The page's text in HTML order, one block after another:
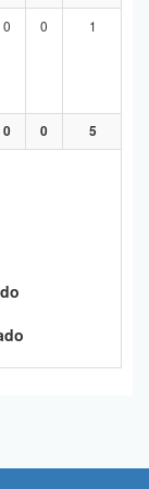
0 0 1
0 0 5